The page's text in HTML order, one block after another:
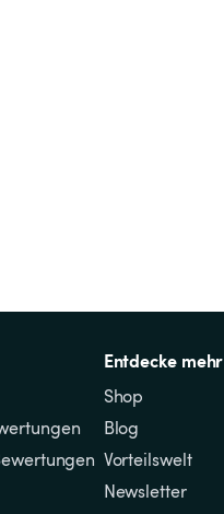
Entdecke mehr
Shop
Blog
Vorteilswelt
Newsletter